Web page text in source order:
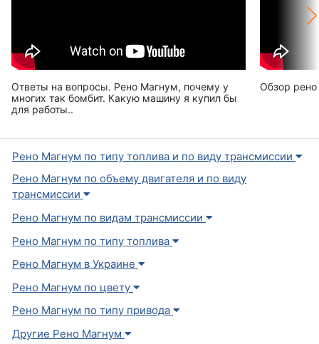
Ответы на вопросы. Рено Магнум, почему у
многих так бомбит. Какую машину я купил бы
для работы..
Обзор
Рено Магнум по типу топлива и по виду трансмиссии
Рено Магнум по объему двигателя и по виду
трансмиссии
Рено Магнум по видам трансмиссии
Рено Магнум по типу топлива
Рено Магнум в Украине
Рено Магнум по цвету
Рено Магнум по типу привода
Другие Рено Магнум